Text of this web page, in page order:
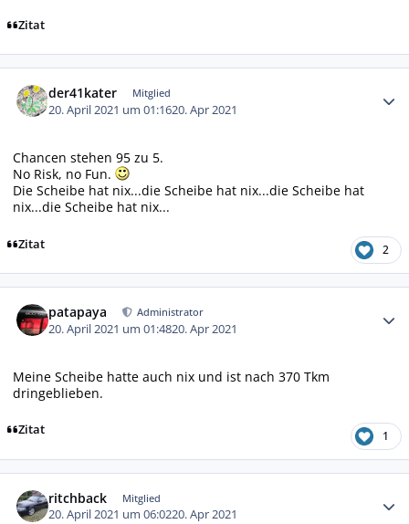
Zitat
der41kater Mitglied
20. April 2021 um 01:1620. Apr 2021
Chancen stehen 95 zu 5.
No Risk, no Fun.
Die Scheibe hat nix...die Scheibe hat nix...die Scheibe hat
nix...die Scheibe hat nix...
Zitat 2
patapaya Administrator
20. April 2021 um 01:4820. Apr 2021
Meine Scheibe hatte auch nix und ist nach 370 Tkm
dringeblieben.
Zitat 1
ritchback Mitglied
20. April 2021 um 06:0220. Apr 2021